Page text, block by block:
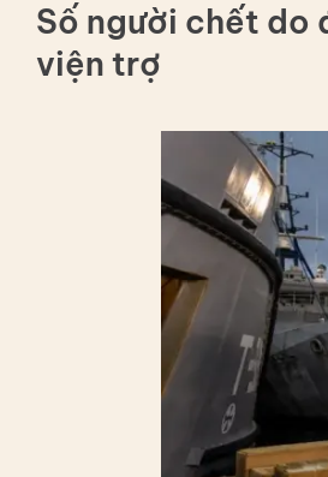
Số người chết do
viện trợ